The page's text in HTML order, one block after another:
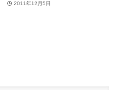
2011年12月5日